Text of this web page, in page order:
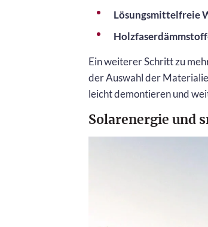
Lösungsmittelfreie
Ein weiterer Schritt zu
der Auswahl der
leicht demontieren und
Solarenergie und